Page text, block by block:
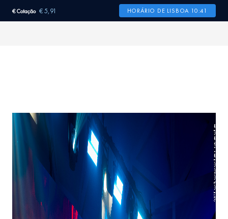
€ Cotação € 5,91 HORÁRIO DE LISBOA 10:41